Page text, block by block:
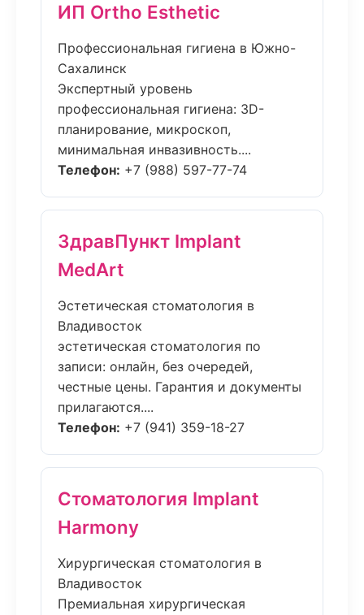
ИП Ortho Esthetic
Профессиональная гигиена в Южно-
Сахалинск
Экспертный уровень
профессиональная гигиена: 3D-
планирование, микроскоп,
минимальная инвазивность....
Телефон: +7 (988) 597-77-74
ЗдравПункт Implant
MedArt
Эстетическая стоматология в
Владивосток
эстетическая стоматология по
записи: онлайн, без очередей,
честные цены. Гарантия и документы
прилагаются....
Телефон: +7 (941) 359-18-27
Стоматология Implant
Harmony
Хирургическая стоматология в
Владивосток
Премиальная хирургическая